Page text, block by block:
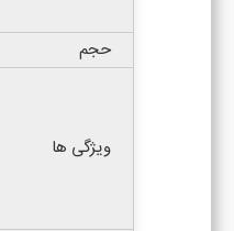
حجم
ویژگی ها